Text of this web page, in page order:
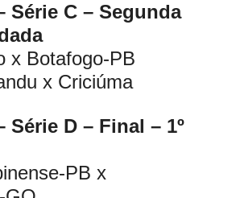
Série C – Segunda
x Botafogo-PB
x Criciúma
Série D – Final – 1º
PB x